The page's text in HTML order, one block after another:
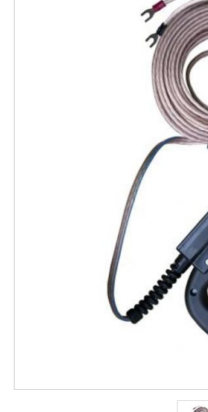
ΣΚΑΠΤΙΚΆ MINOS NIK
ΗΛΕΚΤΡΙΚΆ ΨΑΛΊΔΙΑ & ΠΡΙΌΝΙΑ